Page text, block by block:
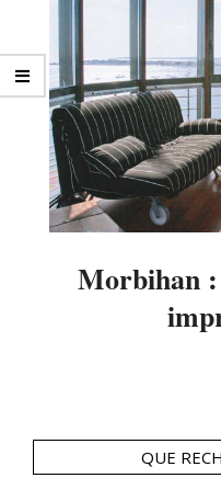
Morbihan :
QUE